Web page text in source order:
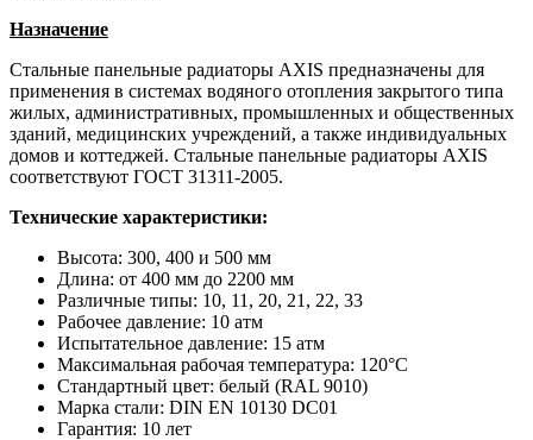
Назначение
Стальные панельные радиаторы AXIS предназначены для
применения в системах водяного отопления закрытого типа
жилых, административных, промышленных и общественных
зданий, медицинских учреждений, а также индивидуальных
домов и коттеджей. Стальные панельные радиаторы AXIS
соответствуют ГОСТ 31311-2005.
Технические характеристики:
Высота: 300, 400 и 500 мм
Длина: от 400 мм до 2200 мм
Различные типы: 10, 11, 20, 21, 22, 33
Рабочее давление: 10 атм
Испытательное давление: 15 атм
Максимальная рабочая температура: 120°C
Стандартный цвет: белый (RAL 9010)
Марка стали: DIN EN 10130 DC01
Гарантия: 10 лет